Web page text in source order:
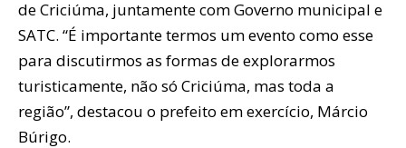
de Criciúma, juntamente com Governo municipal e
SATC. “É importante termos um evento como esse
para discutirmos as formas de explorarmos
turisticamente, não só Criciúma, mas toda a
região”, destacou o prefeito em exercício, Márcio
Búrigo.